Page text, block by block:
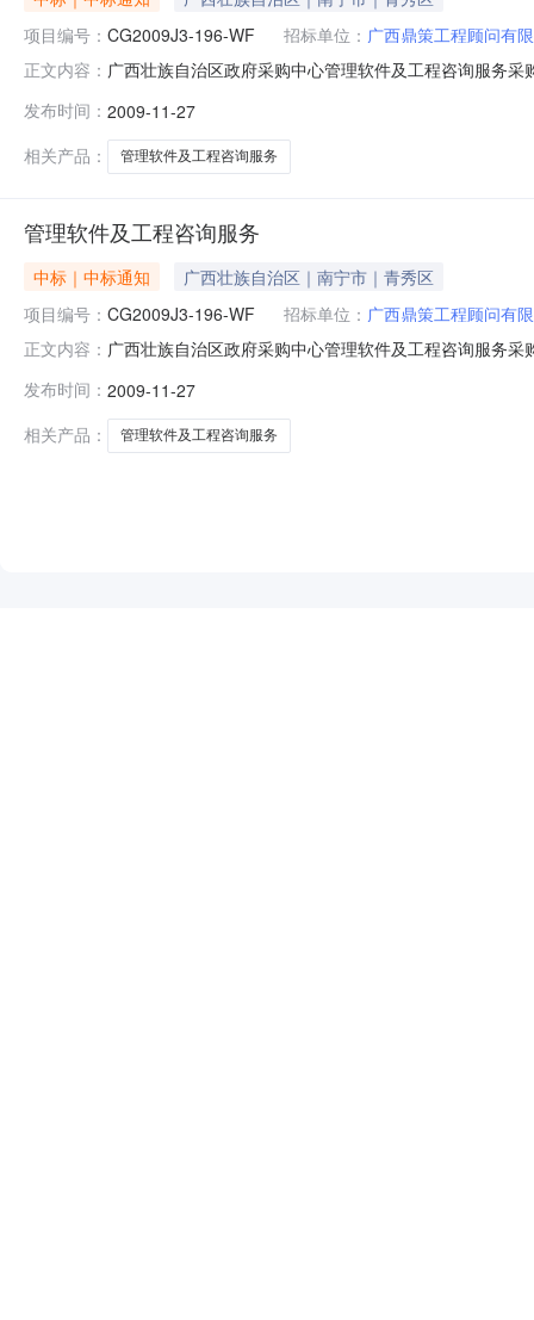
项目编号： CG2009J3-196-WF 招标单位： 广西鼎策工程顾问有
正文内容： 广西壮族自治区政府采购中心管理软件及工程咨询服务
人、代表广西鼎策工程顾问有限责任公司南宁市滨湖路
发布时间： 2009-11-27
相关产品：
管理软件及工程咨询服务
管理软件及工程咨询服务
中标｜中标通知
广西壮族自治区｜南宁市｜青秀区
项目编号： CG2009J3-196-WF 招标单位： 广西鼎策工程顾问有
正文内容： 广西壮族自治区政府采购中心管理软件及工程咨询服务
人、代表广西鼎策工程顾问有限责任公司南宁市滨湖路
发布时间： 2009-11-27
相关产品：
管理软件及工程咨询服务